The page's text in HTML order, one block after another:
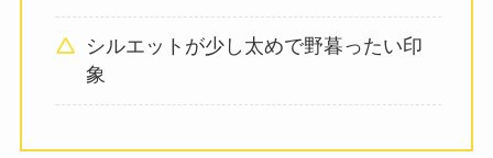
シルエットが少し太めで野暮ったい印
象